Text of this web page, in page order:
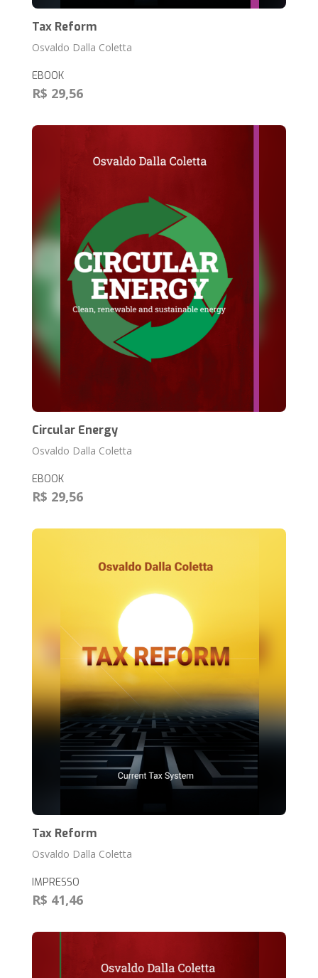
Tax Reform
Osvaldo Dalla Coletta
EBOOK
R$ 29,56
Circular Energy
Osvaldo Dalla Coletta
EBOOK
R$ 29,56
Tax Reform
Osvaldo Dalla Coletta
IMPRESSO
R$ 41,46